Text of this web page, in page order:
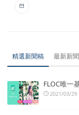
精選新聞稿 最新新
FLOC唯一
2021/03/29